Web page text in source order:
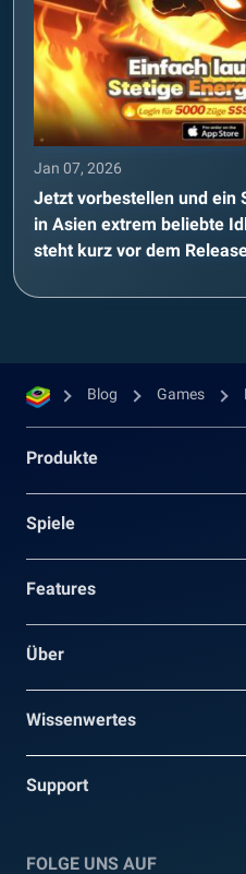
Jan 07, 2026
Jetzt vorbestellen und ein
in Asien extrem beliebte
steht kurz vor dem
Blog Games
Produkte
Spiele
Features
Über
Wissenwertes
Support
FOLGE UNS AUF